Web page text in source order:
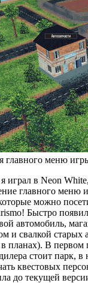
главного меню
играл в Neon
главного меню
можно
Быстро
автомобиль,
и свалкой старых
в планах). В
стоит парк, в
квестовых
до текущей